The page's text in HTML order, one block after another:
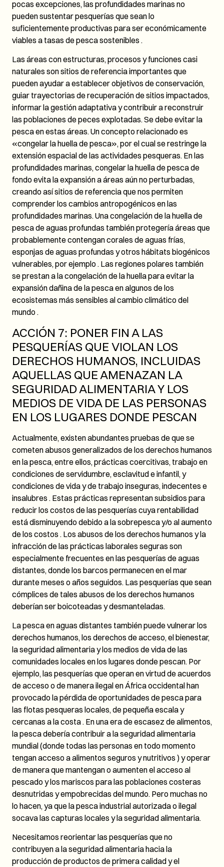
pocas excepciones, las profundidades marinas no
pueden sustentar pesquerías que sean lo
suficientemente productivas para ser económicamente
viables a tasas de pesca sostenibles .
Las áreas con estructuras, procesos y funciones casi
naturales son sitios de referencia importantes que
pueden ayudar a establecer objetivos de conservación,
guiar trayectorias de recuperación de sitios impactados,
informar la gestión adaptativa y contribuir a reconstruir
las poblaciones de peces explotadas. Se debe evitar la
pesca en estas áreas. Un concepto relacionado es
«congelar la huella de pesca», por el cual se restringe la
extensión espacial de las actividades pesqueras. En las
profundidades marinas, congelar la huella de pesca de
fondo evita la expansión a áreas aún no perturbadas,
creando así sitios de referencia que nos permiten
comprender los cambios antropogénicos en las
profundidades marinas. Una congelación de la huella de
pesca de aguas profundas también protegería áreas que
probablemente contengan corales de aguas frías,
esponjas de aguas profundas y otros hábitats biogénicos
vulnerables, por ejemplo . Las regiones polares también
se prestan a la congelación de la huella para evitar la
expansión dañina de la pesca en algunos de los
ecosistemas más sensibles al cambio climático del
mundo .
ACCIÓN 7: PONER FIN A LAS
PESQUERÍAS QUE VIOLAN LOS
DERECHOS HUMANOS, INCLUIDAS
AQUELLAS QUE AMENAZAN LA
SEGURIDAD ALIMENTARIA Y LOS
MEDIOS DE VIDA DE LAS PERSONAS
EN LOS LUGARES DONDE PESCAN
Actualmente, existen abundantes pruebas de que se
cometen abusos generalizados de los derechos humanos
en la pesca, entre ellos, prácticas coercitivas, trabajo en
condiciones de servidumbre, esclavitud e infantil, y
condiciones de vida y de trabajo inseguras, indecentes e
insalubres . Estas prácticas representan subsidios para
reducir los costos de las pesquerías cuya rentabilidad
está disminuyendo debido a la sobrepesca y/o al aumento
de los costos . Los abusos de los derechos humanos y la
infracción de las prácticas laborales seguras son
especialmente frecuentes en las pesquerías de aguas
distantes, donde los barcos permanecen en el mar
durante meses o años seguidos. Las pesquerías que sean
cómplices de tales abusos de los derechos humanos
deberían ser boicoteadas y desmanteladas.
La pesca en aguas distantes también puede vulnerar los
derechos humanos, los derechos de acceso, el bienestar,
la seguridad alimentaria y los medios de vida de las
comunidades locales en los lugares donde pescan. Por
ejemplo, las pesquerías que operan en virtud de acuerdos
de acceso o de manera ilegal en África occidental han
provocado la pérdida de oportunidades de pesca para
las flotas pesqueras locales, de pequeña escala y
cercanas a la costa . En una era de escasez de alimentos,
la pesca debería contribuir a la seguridad alimentaria
mundial (donde todas las personas en todo momento
tengan acceso a alimentos seguros y nutritivos ) y operar
de manera que mantengan o aumenten el acceso al
pescado y los mariscos para las poblaciones costeras
desnutridas y empobrecidas del mundo. Pero muchas no
lo hacen, ya que la pesca industrial autorizada o ilegal
socava las capturas locales y la seguridad alimentaria.
Necesitamos reorientar las pesquerías que no
contribuyen a la seguridad alimentaria hacia la
producción de productos de primera calidad y el